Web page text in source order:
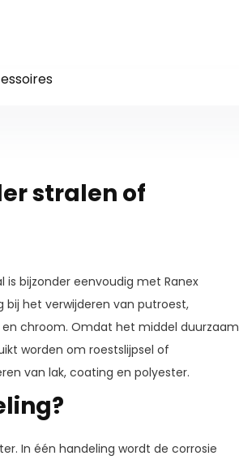
stralen of
is bijzonder eenvoudig met Ranex
bij het verwijderen van putroest,
en chroom. Omdat het middel duurzaam
worden om roestslijpsel of
van lak, coating en polyester.
In één handeling wordt de corrosie